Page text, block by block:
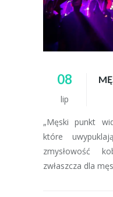
08
lip
„Męski punkt
które
zmysłowość
zwłaszcza dla